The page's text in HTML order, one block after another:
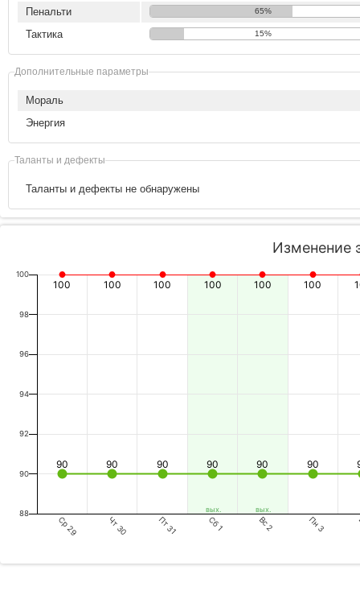
Пенальти 65%
Тактика 15%
Дополнительные параметры
Мораль
Энергия
Таланты и дефекты
Таланты и дефекты не обнаружены
вых. вых.
Изменение
90 90 90 90 90 90
100 100 100 100 100 100
Ср 29 Чт 30 Пт 31 Сб 1 Вс 2 Пн 3
88
90
92
94
96
98
100